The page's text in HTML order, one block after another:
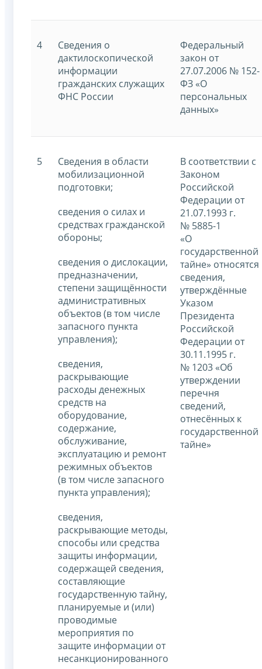
4
Сведения о
дактилоскопической
информации
гражданских служащих
ФНС России
Федеральный
закон от
27.07.2006 № 152-
ФЗ «О
персональных
данных»
5
Сведения в области
мобилизационной
подготовки;
сведения о силах и
средствах гражданской
обороны;
сведения о дислокации,
предназначении,
степени защищённости
административных
объектов (в том числе
запасного пункта
управления);
сведения,
раскрывающие
расходы денежных
средств на
оборудование,
содержание,
обслуживание,
эксплуатацию и ремонт
режимных объектов
(в том числе запасного
пункта управления);
сведения,
раскрывающие методы,
способы или средства
защиты информации,
содержащей сведения,
составляющие
государственную тайну,
планируемые и (или)
проводимые
мероприятия по
защите информации от
несанкционированного
В соответствии с
Законом
Российской
Федерации от
21.07.1993 г.
№ 5885-1
«О
государственной
тайне» относятся
сведения,
утверждённые
Указом
Президента
Российской
Федерации от
30.11.1995 г.
№ 1203 «Об
утверждении
перечня
сведений,
отнесённых к
государственной
тайне»